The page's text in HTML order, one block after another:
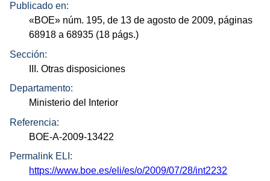
Publicado en:
«BOE» núm. 195, de 13 de agosto de 2009, páginas
68918 a 68935 (18 págs.)
Sección:
III. Otras disposiciones
Departamento:
Ministerio del Interior
Referencia:
BOE-A-2009-13422
Permalink ELI:
https://www.boe.es/eli/es/o/2009/07/28/int2232